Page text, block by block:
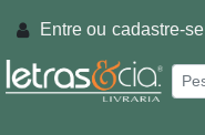
Entre ou cadastre-se